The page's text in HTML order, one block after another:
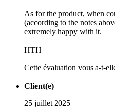
As for the product, when
(according to the notes
extremely happy with it.
HTH
Cette évaluation vous a-t-
Client(e)
25 juillet 2025